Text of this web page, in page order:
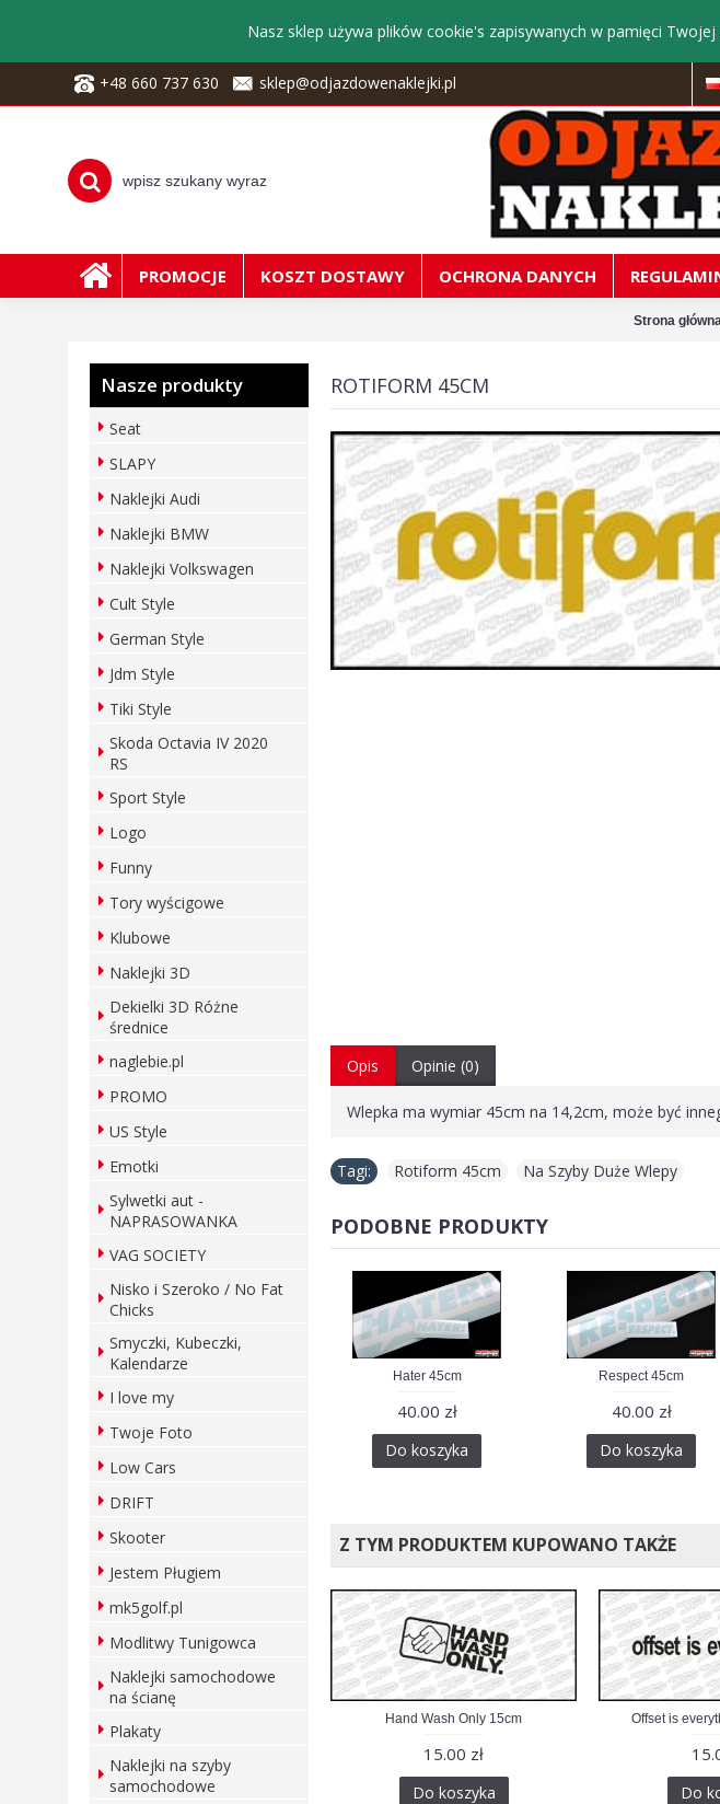
Nasz sklep używa plików cookie's zapisywanych w pamięci
+48 660 737 630 sklep@odjazdowenaklejki.pl
PROMOCJE KOSZT DOSTAWY OCHRONA DANYCH
Strona
Nasze produkty
Seat
SLAPY
Naklejki Audi
Naklejki BMW
Naklejki Volkswagen
Cult Style
German Style
Jdm Style
Tiki Style
Skoda Octavia IV 2020
RS
Sport Style
Logo
Funny
Tory wyścigowe
Klubowe
Naklejki 3D
Dekielki 3D Różne
średnice
naglebie.pl
PROMO
US Style
Emotki
Sylwetki aut -
NAPRASOWANKA
VAG SOCIETY
Nisko i Szeroko / No Fat
Chicks
Smyczki, Kubeczki,
Kalendarze
I love my
Twoje Foto
Low Cars
DRIFT
Skooter
Jestem Pługiem
mk5golf.pl
Modlitwy Tunigowca
Naklejki samochodowe
na ścianę
Plakaty
Naklejki na szyby
samochodowe
ROTIFORM 45CM
Opis Opinie (0)
Wlepka ma wymiar 45cm na 14,2cm, może być
Tagi: Rotiform 45cm Na Szyby Duże Wlepy
PODOBNE PRODUKTY
Hater 45cm
40.00 zł
Do koszyka
Respect 45cm
40.00 zł
Do koszyka
Z TYM PRODUKTEM KUPOWANO TAKŻE
Hand Wash Only 15cm
15.00 zł
Do koszyka
Offset is
Do